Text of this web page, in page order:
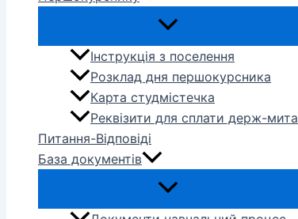
Інструкція з поселення
Розклад дня першокурсника
Карта студмістечка
Реквізити для сплати держ-мита
Питання-Відповіді
База документів